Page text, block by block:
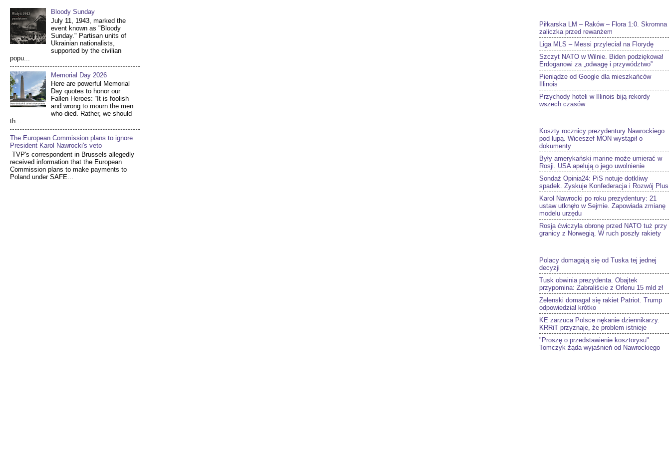
Bloody Sunday
July 11, 1943, marked the
event known as "Bloody
Sunday." Partisan units of
Ukrainian nationalists,
supported by the civilian
popu...
Memorial Day 2026
Here are powerful Memorial
Day quotes to honor our
Fallen Heroes: “It is foolish
and wrong to mourn the men
who died. Rather, we should
th...
The European Commission plans to ignore
President Karol Nawrocki's veto
TVP's correspondent in Brussels allegedly
received information that the European
Commission plans to make payments to
Poland under SAFE...
Piłkarska LM – Raków – Flora 1:0. Skromna
zaliczka przed rewanżem
Liga MLS – Messi przyleciał na Florydę
Szczyt NATO w Wilnie. Biden podziękował
Erdoganowi za „odwagę i przywództwo”
Pieniądze od Google dla mieszkańców
Illinois
Przychody hoteli w Illinois biją rekordy
wszech czasów
Koszty rocznicy prezydentury Nawrockiego
pod lupą. Wiceszef MON wystąpił o
dokumenty
Były amerykański marine może umierać w
Rosji. USA apelują o jego uwolnienie
Sondaż Opinia24: PiS notuje dotkliwy
spadek. Zyskuje Konfederacja i Rozwój Plus
Karol Nawrocki po roku prezydentury: 21
ustaw utknęło w Sejmie. Zapowiada zmianę
modelu urzędu
Rosja ćwiczyła obronę przed NATO tuż przy
granicy z Norwegią. W ruch poszły rakiety
Polacy domagają się od Tuska tej jednej
decyzji
Tusk obwinia prezydenta. Obajtek
przypomina: Zabraliście z Orlenu 15 mld zł
Zełenski domagał się rakiet Patriot. Trump
odpowiedział krótko
KE zarzuca Polsce nękanie dziennikarzy.
KRRiT przyznaje, że problem istnieje
"Proszę o przedstawienie kosztorysu".
Tomczyk żąda wyjaśnień od Nawrockiego